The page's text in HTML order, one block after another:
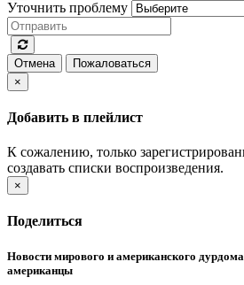
Уточнить проблему
Отмена
Пожаловаться
×
Добавить в плейлист
К сожалению, только
создавать списки воспроизведения.
×
Поделиться
Новости мирового и американского
американцы